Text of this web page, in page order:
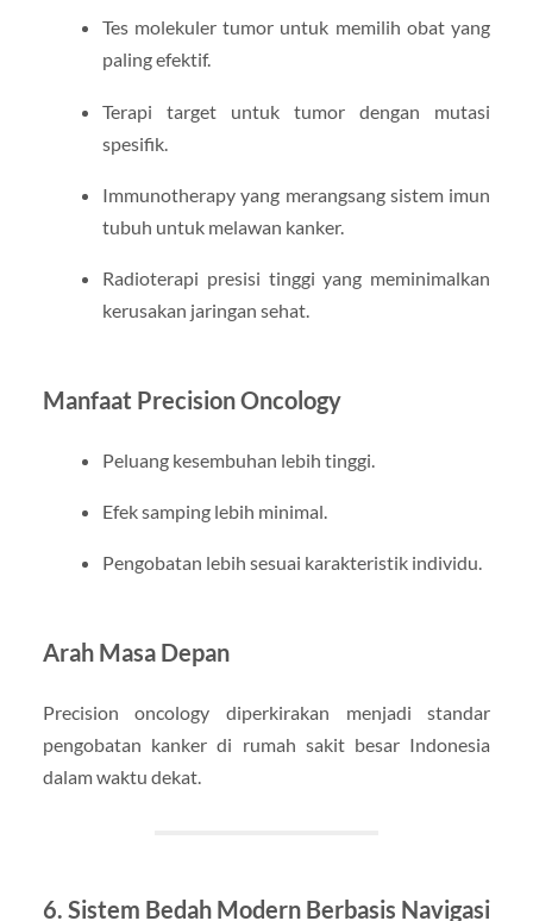
Tes molekuler tumor untuk memilih obat yang
paling efektif.
Terapi target untuk tumor dengan mutasi
spesifik.
Immunotherapy yang merangsang sistem imun
tubuh untuk melawan kanker.
Radioterapi presisi tinggi yang meminimalkan
kerusakan jaringan sehat.
Manfaat Precision Oncology
Peluang kesembuhan lebih tinggi.
Efek samping lebih minimal.
Pengobatan lebih sesuai karakteristik individu.
Arah Masa Depan
Precision oncology diperkirakan menjadi standar
pengobatan kanker di rumah sakit besar Indonesia
dalam waktu dekat.
6. Sistem Bedah Modern Berbasis Navigasi